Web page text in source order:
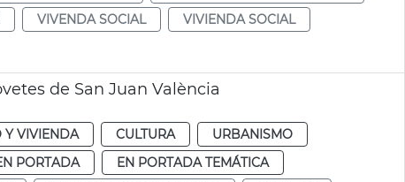
VIVENDA SOCIAL
VIVIENDA SOCIAL
de San Juan València
Y VIVIENDA CULTURA
URBANISMO
PORTADA
EN PORTADA TEMÁTICA